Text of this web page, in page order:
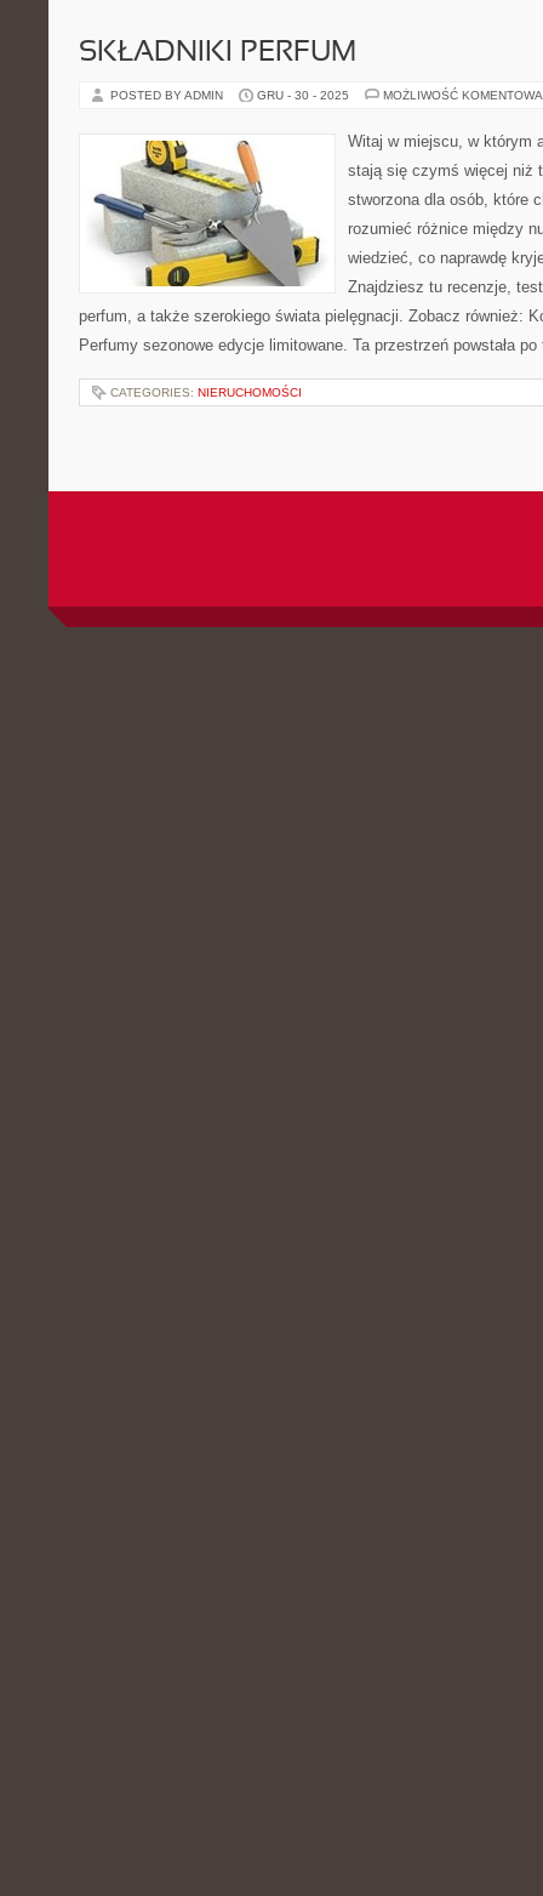
SKŁADNIKI PERFUM
POSTED BY ADMIN GRU - 30 - 2025 MOŻLIWOŚĆ
Witaj w miejscu, w którym
stają się czymś więcej niż
stworzona dla osób, które
rozumieć różnice między
wiedzieć, co naprawdę
Znajdziesz tu recenzje,
perfum, a także szerokiego świata pielęgnacji. Zobacz również:
Perfumy sezonowe edycje limitowane. Ta przestrzeń powstała
CATEGORIES: NIERUCHOMOŚCI